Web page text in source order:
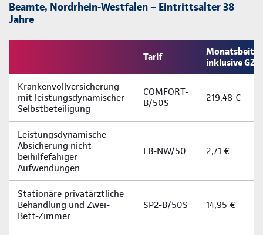
Beamte, Nordrhein-Westfalen – Eintrittsalter 38
Jahre
Tarif
inklusive GZ
Krankenvollversicherung
mit leistungsdynamischer
Selbstbeteiligung
COMFORT-
B/50S
219,48 €
Leistungsdynamische
Absicherung nicht
beihilfefähiger
Aufwendungen
EB-NW/50 2,71 €
Stationäre privatärztliche
Behandlung und Zwei-
Bett-Zimmer
SP2-B/50S 14,95 €